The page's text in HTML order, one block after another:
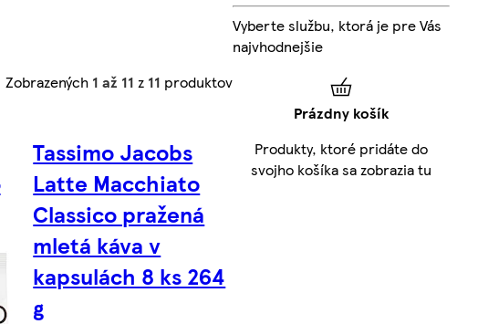
Zobrazených 1 až 11 z 11 produktov
Tassimo Jacobs
Latte Macchiato
Classico pražená
mletá káva v
kapsulách 8 ks 264
g
Vyberte službu, ktorá je pre Vás
najvhodnejšie
Prázdny košík
Produkty, ktoré pridáte do
svojho košíka sa zobrazia tu